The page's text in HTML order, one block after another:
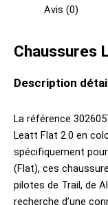
Avis (0)
Chaussures
Description
La référence
Leatt Flat 2.0 en
spécifiquement
(Flat), ces
pilotes de Trail, de
recherche d’une